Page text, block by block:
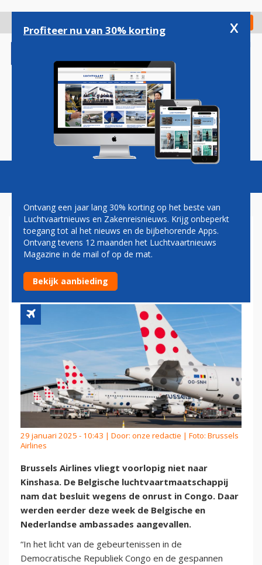
gaan
Check in
Magazine Podcasts Vacatures
BRUSSELS AIRLINES SCHRAPT
VLUCHTEN NAAR CONGO
WEGENS ONRUST
29 januari 2025 - 10:43 | Door: onze redactie | Foto: Brussels
Airlines
Brussels Airlines vliegt voorlopig niet naar
Kinshasa. De Belgische luchtvaartmaatschappij
nam dat besluit wegens de onrust in Congo. Daar
werden eerder deze week de Belgische en
Nederlandse ambassades aangevallen.
“In het licht van de gebeurtenissen in de
Democratische Republiek Congo en de gespannen
Profiteer nu van 30% korting x
Ontvang een jaar lang 30% korting op het beste van
Luchtvaartnieuws en Zakenreisnieuws. Krijg onbeperkt
toegang tot al het nieuws en de bijbehorende Apps.
Ontvang tevens 12 maanden het Luchtvaartnieuws
Magazine in de mail of op de mat.
Bekijk aanbieding